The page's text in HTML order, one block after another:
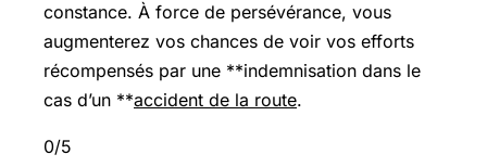
constance. À force de persévérance, vous
augmenterez vos chances de voir vos efforts
récompensés par une **indemnisation dans le
cas d’un **accident de la route.
0/5